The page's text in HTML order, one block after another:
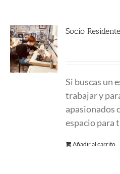
Socio
Si buscas un
trabajar y
apasionados
espacio para
Añadir al carrito